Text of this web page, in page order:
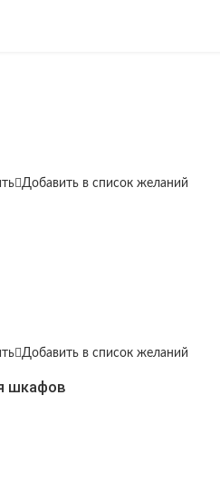
Добавить в список желаний
Добавить в список желаний
шкафов